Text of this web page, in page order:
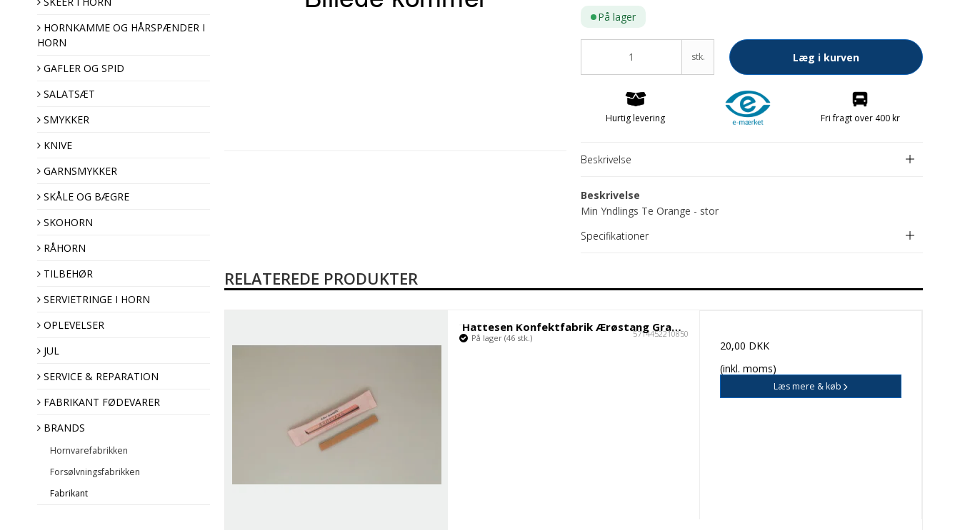
Hårspænder
Hornkamme
Halssmykker
Papirknive
Pyntenåle
Hornknapper
Træknapper
Hornvarefabrikken
Fabrikant
HORNKAMME OG HÅRSPÆNDER I
HORN
GAFLER OG SPID
SALATSÆT
SMYKKER
KNIVE
GARNSMYKKER
SKÅLE OG BÆGRE
SKOHORN
RÅHORN
TILBEHØR
SERVIETRINGE I HORN
OPLEVELSER
JUL
SERVICE & REPARATION
FABRIKANT FØDEVARER
BRANDS
Hornvarefabrikken
Forsølvningsfabrikken
Fabrikant
På lager
stk. Læg i kurven
Hurtig levering Fri fragt over 400 kr
Beskrivelse
Beskrivelse
Min Yndlings Te Orange - stor
Specifikationer
RELATEREDE PRODUKTER
Hattesen Konfektfabrik Ærøstang Grapefrugt
5714452210850
På lager (46 stk.)
20,00 DKK
(inkl. moms)
Læs mere & køb